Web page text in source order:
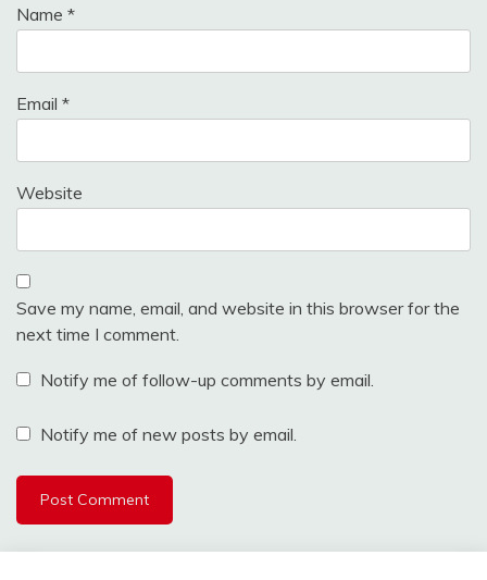
Name *
Email *
Website
Save my name, email, and website in this browser for the
next time I comment.
Notify me of follow-up comments by email.
Notify me of new posts by email.